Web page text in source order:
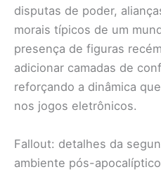
disputas de poder,
morais típicos de um
presença de figuras
adicionar camadas de
reforçando a dinâmica
nos jogos eletrônicos.
Fallout: detalhes da
ambiente pós-apocalíptico